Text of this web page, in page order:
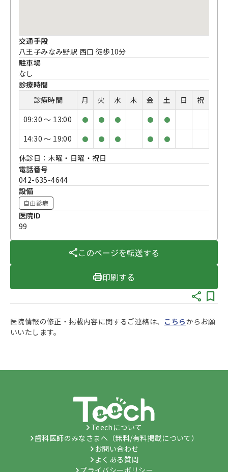
交通手段
八王子みなみ野駅 西口 徒歩10分
駐車場
なし
診療時間
診療時間
月 火 水 木 金 土 日
祝
09:30 〜 13:00
● ● ● ● ●
14:30 〜 19:00 ● ● ● ● ●
休診日：木曜・日曜・祝日
電話番号
042-635-4644
設備
自由診療
医院ID
99
このページを転送する
印刷する
医院情報の修正・掲載内容に関するご連絡は、 こちらからお願
いいたします。
Teechについて
歯科医師のみなさまへ（無料/有料掲載について）
お問い合わせ
よくある質問